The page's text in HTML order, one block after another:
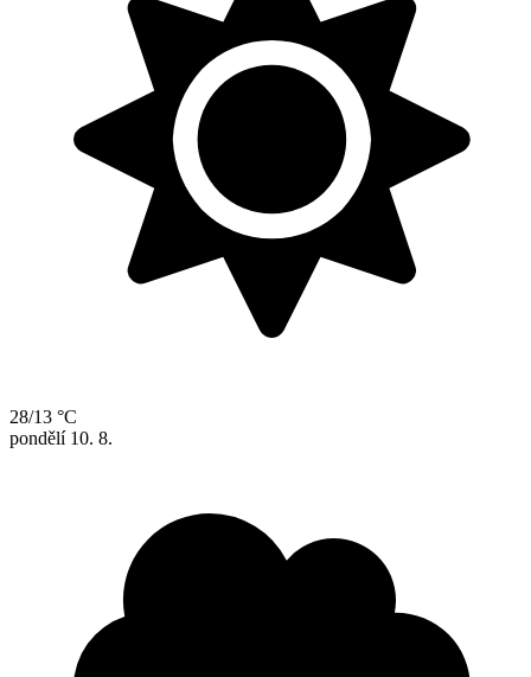
28/13 °C
pondělí 10. 8.